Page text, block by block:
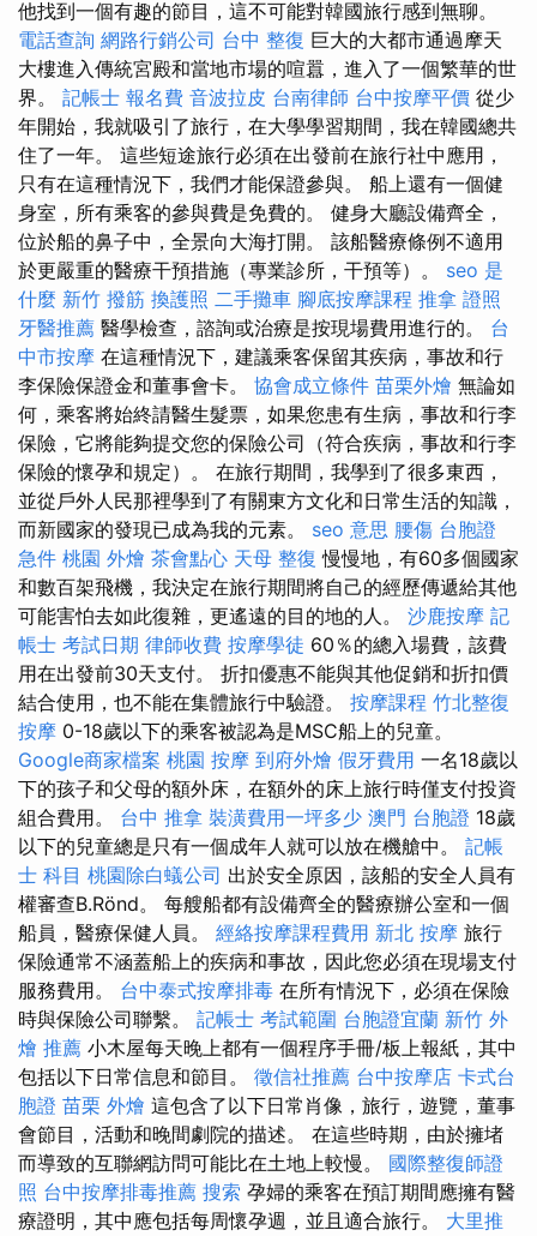
他找到一個有趣的節目，這不可能對韓國旅行感到無聊。
電話查詢 網路行銷公司 台中 整復 巨大的大都市通過摩天
大樓進入傳統宮殿和當地市場的喧囂，進入了一個繁華的世
界。 記帳士 報名費 音波拉皮 台南律師 台中按摩平價 從少
年開始，我就吸引了旅行，在大學學習期間，我在韓國總共
住了一年。 這些短途旅行必須在出發前在旅行社中應用，
只有在這種情況下，我們才能保證參與。 船上還有一個健
身室，所有乘客的參與費是免費的。 健身大廳設備齊全，
位於船的鼻子中，全景向大海打開。 該船醫療條例不適用
於更嚴重的醫療干預措施（專業診所，干預等）。 seo 是
什麼 新竹 撥筋 換護照 二手攤車 腳底按摩課程 推拿 證照
牙醫推薦 醫學檢查，諮詢或治療是按現場費用進行的。 台
中市按摩 在這種情況下，建議乘客保留其疾病，事故和行
李保險保證金和董事會卡。 協會成立條件 苗栗外燴 無論如
何，乘客將始終請醫生髮票，如果您患有生病，事故和行李
保險，它將能夠提交您的保險公司（符合疾病，事故和行李
保險的懷孕和規定）。 在旅行期間，我學到了很多東西，
並從戶外人民那裡學到了有關東方文化和日常生活的知識，
而新國家的發現已成為我的元素。 seo 意思 腰傷 台胞證
急件 桃園 外燴 茶會點心 天母 整復 慢慢地，有60多個國家
和數百架飛機，我決定在旅行期間將自己的經歷傳遞給其他
可能害怕去如此復雜，更遙遠的目的地的人。 沙鹿按摩 記
帳士 考試日期 律師收費 按摩學徒 60％的總入場費，該費
用在出發前30天支付。 折扣優惠不能與其他促銷和折扣價
結合使用，也不能在集體旅行中驗證。 按摩課程 竹北整復
按摩 0-18歲以下的乘客被認為是MSC船上的兒童。
Google商家檔案 桃園 按摩 到府外燴 假牙費用 一名18歲以
下的孩子和父母的額外床，在額外的床上旅行時僅支付投資
組合費用。 台中 推拿 裝潢費用一坪多少 澳門 台胞證 18歲
以下的兒童總是只有一個成年人就可以放在機艙中。 記帳
士 科目 桃園除白蟻公司 出於安全原因，該船的安全人員有
權審查B.Rönd。 每艘船都有設備齊全的醫療辦公室和一個
船員，醫療保健人員。 經絡按摩課程費用 新北 按摩 旅行
保險通常不涵蓋船上的疾病和事故，因此您必須在現場支付
服務費用。 台中泰式按摩排毒 在所有情況下，必須在保險
時與保險公司聯繫。 記帳士 考試範圍 台胞證宜蘭 新竹 外
燴 推薦 小木屋每天晚上都有一個程序手冊/板上報紙，其中
包括以下日常信息和節目。 徵信社推薦 台中按摩店 卡式台
胞證 苗栗 外燴 這包含了以下日常肖像，旅行，遊覽，董事
會節目，活動和晚間劇院的描述。 在這些時期，由於擁堵
而導致的互聯網訪問可能比在土地上較慢。 國際整復師證
照 台中按摩排毒推薦 搜索 孕婦的乘客在預訂期間應擁有醫
療證明，其中應包括每周懷孕週，並且適合旅行。 大里推